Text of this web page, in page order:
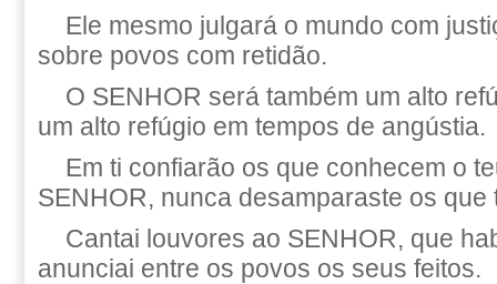
Ele mesmo julgará o mundo com
sobre povos com retidão.
O SENHOR será também um alto
um alto refúgio em tempos de angústia.
Em ti confiarão os que conhecem o
SENHOR, nunca desamparaste os que
Cantai louvores ao SENHOR, que
anunciai entre os povos os seus feitos.